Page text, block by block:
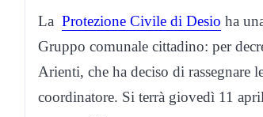
La Protezione Civile di Desio ha
Gruppo comunale cittadino: per
Arienti, che ha deciso di
coordinatore. Si terrà giovedì 11